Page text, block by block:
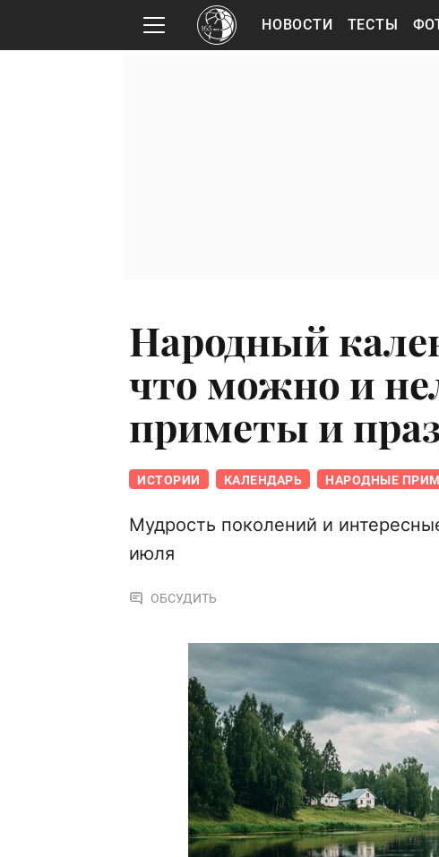
НОВОСТИ ТЕСТЫ
Народный
что можно и
приметы и
ИСТОРИИ КАЛЕНДАРЬ НАРОДНЫЕ
Мудрость поколений и
июля
ОБСУДИТЬ